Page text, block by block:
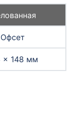
Офсет
× 148 мм